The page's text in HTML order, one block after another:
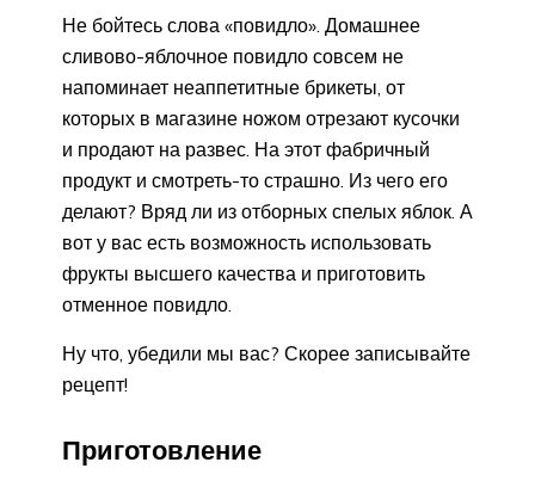
Не бойтесь слова «повидло». Домашнее
сливово-яблочное повидло совсем не
напоминает неаппетитные брикеты, от
которых в магазине ножом отрезают кусочки
и продают на развес. На этот фабричный
продукт и смотреть-то страшно. Из чего его
делают? Вряд ли из отборных спелых яблок. А
вот у вас есть возможность использовать
фрукты высшего качества и приготовить
отменное повидло.
Ну что, убедили мы вас? Скорее записывайте
рецепт!
Приготовление